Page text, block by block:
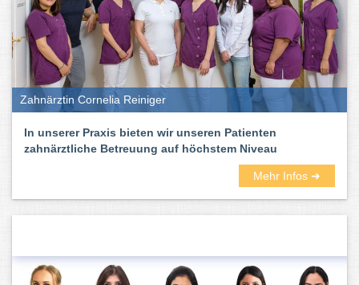
Zahnärztin Cornelia Reiniger
In unserer Praxis bieten wir unseren Patienten
zahnärztliche Betreuung auf höchstem Niveau
Mehr Infos ➜